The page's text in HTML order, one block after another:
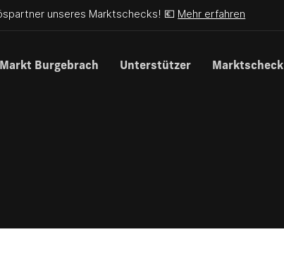
unseres Marktschecks! 💶 Mehr erfahren
Markt Burgebrach Unterstützer Marktscheck